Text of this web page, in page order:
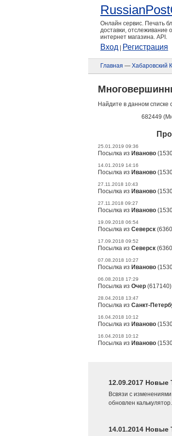
Онлайн сервис. Печать
доставки, отслеживание
интернет магазина. API.
Вход Регистрация
Главная — Хабаровский
Найдите в данном списке
682449
25.01.2019 09:36
Посылка из Иваново
14.01.2019 14:16
Посылка из Иваново
27.11.2018 10:43
Посылка из Иваново
27.11.2018 09:27
Посылка из Иваново
19.09.2018 06:54
Посылка из Северск
17.09.2018 09:52
Посылка из Северск
07.08.2018 10:27
Посылка из Иваново
06.08.2018 17:29
Посылка из Очер (617140)
28.04.2018 13:47
Посылка из Санкт-
16.04.2018 10:12
Посылка из Иваново
16.04.2018 10:12
Посылка из Иваново
12.09.2017
Всвязи с
обновлен калькулятор.
14.01.2014